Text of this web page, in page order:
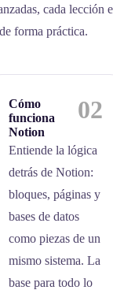
cada lección
forma práctica.
Cómo
funciona
Notion
02
Entiende la lógica
detrás de Notion:
bloques, páginas y
bases de datos
como piezas de un
mismo sistema. La
base para todo lo